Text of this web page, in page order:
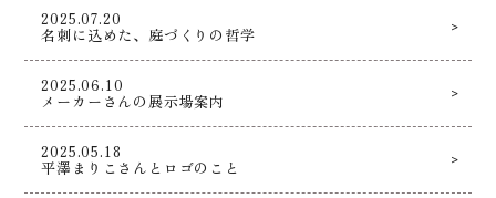
2025.07.20
名刺に込めた、庭づくりの哲学
2025.06.10
メーカーさんの展示場案内
2025.05.18
平澤まりこさんとロゴのこと